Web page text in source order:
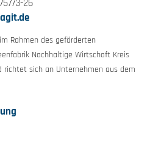
26
agit.de
Rahmen des geförderten
Nachhaltige Wirtschaft Kreis
richtet sich an Unternehmen aus dem